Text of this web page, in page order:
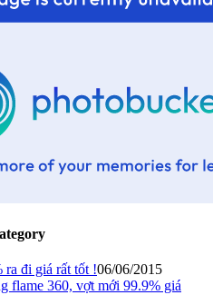
ra đi giá rất tốt !06/06/2015
flame 360, vợt mới 99.9% giá